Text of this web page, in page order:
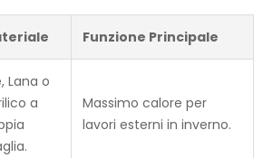
Funzione Principale
Lana o
a
Massimo calore per
lavori esterni in inverno.